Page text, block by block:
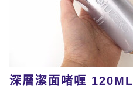
深層潔面啫喱 120ML